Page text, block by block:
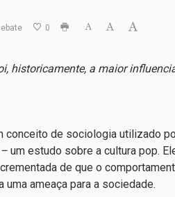
0
historicamente, a maior
conceito de sociologia utilizado
um estudo sobre a cultura pop.
de que o
ameaça para a sociedade.